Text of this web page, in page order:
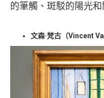
的筆觸、斑駁的陽光和
文森·梵古（Vincent